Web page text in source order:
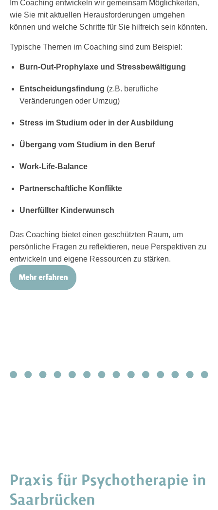
Im Coaching entwickeln wir gemeinsam Möglichkeiten,
wie Sie mit aktuellen Herausforderungen umgehen
können und welche Schritte für Sie hilfreich sein könnten.
Typische Themen im Coaching sind zum Beispiel:
Burn-Out-Prophylaxe und Stressbewältigung
Entscheidungsfindung (z.B. berufliche
Veränderungen oder Umzug)
Stress im Studium oder in der Ausbildung
Übergang vom Studium in den Beruf
Work-Life-Balance
Partnerschaftliche Konflikte
Unerfüllter Kinderwunsch
Das Coaching bietet einen geschützten Raum, um
persönliche Fragen zu reflektieren, neue Perspektiven zu
entwickeln und eigene Ressourcen zu stärken.
Mehr erfahren
Praxis für Psychotherapie in
Saarbrücken